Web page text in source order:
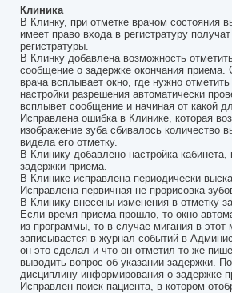
Клиника
В Клинку, при отметке врачом состояния
имеет право входа в регистратуру
регистратуры.
В Клинку добавлена возможность
сообщение о задержке окончания
врача всплывает окно, где нужно
настройки разрешения автоматически
всплывет сообщение и начиная от какой
Исправлена ошибка в Клинике, которая
изображение зуба сбивалось количество
видела его отметку.
В Клинику добавлено настройка
задержки приема.
В Клинике исправлена периодически
Исправлена первичная не прорисовка
В Клинику внесены изменения в отметку
Если время приема прошло, то окно
из программы, то в случае мигания в
записывается в журнал событий в
он это сделал и что он отметил то же
выводить вопрос об указании задержки.
дисциплину информирования о задержке
Исправлен поиск пациента, в котором